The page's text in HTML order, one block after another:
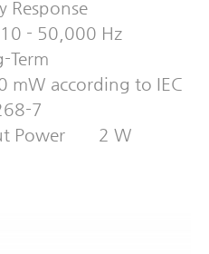
Response
10 - 50,000 Hz
Term
mW according to IEC
7
Power
2 W